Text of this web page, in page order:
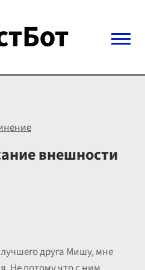
внешности
друга Мишу, мне